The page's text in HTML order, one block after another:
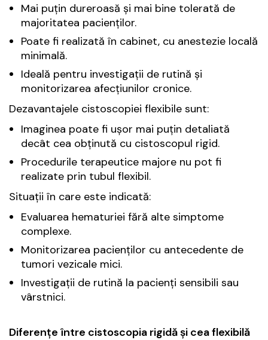
Mai puțin dureroasă și mai bine tolerată de
majoritatea pacienților.
Poate fi realizată în cabinet, cu anestezie locală
minimală.
Ideală pentru investigații de rutină și
monitorizarea afecțiunilor cronice.
Dezavantajele cistoscopiei flexibile sunt:
Imaginea poate fi ușor mai puțin detaliată
decât cea obținută cu cistoscopul rigid.
Procedurile terapeutice majore nu pot fi
realizate prin tubul flexibil.
Situații în care este indicată:
Evaluarea hematuriei fără alte simptome
complexe.
Monitorizarea pacienților cu antecedente de
tumori vezicale mici.
Investigații de rutină la pacienți sensibili sau
vârstnici.
Diferențe între cistoscopia rigidă și cea flexibilă